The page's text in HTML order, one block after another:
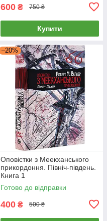
600 ₴ 750 ₴
Купити
–20%
Оповістки з Меекханського
прикордоння. Північ-південь.
Книга 1
Готово до відправки
400 ₴ 500 ₴